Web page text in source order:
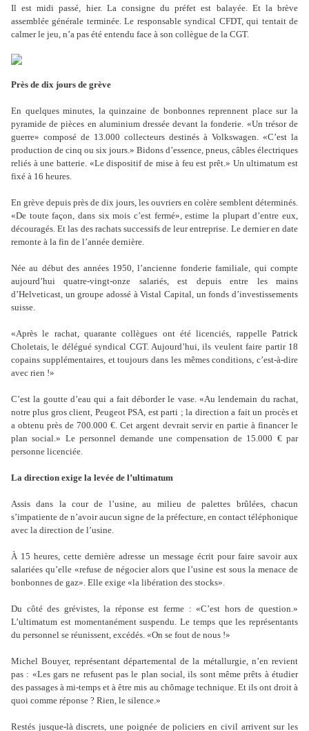
Il est midi passé, hier. La consigne du préfet est balayée. Et la brève
assemblée générale terminée. Le responsable syndical CFDT, qui tentait de
calmer le jeu, n’a pas été entendu face à son collègue de la CGT.
Près de dix jours de grève
En quelques minutes, la quinzaine de bonbonnes reprennent place sur la
pyramide de pièces en aluminium dressée devant la fonderie. «Un trésor de
guerre» composé de 13.000 collecteurs destinés à Volkswagen. «C’est la
production de cinq ou six jours.» Bidons d’essence, pneus, câbles électriques
reliés à une batterie. «Le dispositif de mise à feu est prêt.» Un ultimatum est
fixé à 16 heures.
En grève depuis près de dix jours, les ouvriers en colère semblent déterminés.
«De toute façon, dans six mois c’est fermé», estime la plupart d’entre eux,
découragés. Et las des rachats successifs de leur entreprise. Le dernier en date
remonte à la fin de l’année dernière.
Née au début des années 1950, l’ancienne fonderie familiale, qui compte
aujourd’hui quatre-vingt-onze salariés, est depuis entre les mains
d’Helveticast, un groupe adossé à Vistal Capital, un fonds d’investissements
suisse.
«Après le rachat, quarante collègues ont été licenciés, rappelle Patrick
Choletais, le délégué syndical CGT. Aujourd’hui, ils veulent faire partir 18
copains supplémentaires, et toujours dans les mêmes conditions, c’est-à-dire
avec rien !»
C’est la goutte d’eau qui a fait déborder le vase. «Au lendemain du rachat,
notre plus gros client, Peugeot PSA, est parti ; la direction a fait un procès et
a obtenu près de 700.000 €. Cet argent devrait servir en partie à financer le
plan social.» Le personnel demande une compensation de 15.000 € par
personne licenciée.
La direction exige la levée de l’ultimatum
Assis dans la cour de l’usine, au milieu de palettes brûlées, chacun
s’impatiente de n’avoir aucun signe de la préfecture, en contact téléphonique
avec la direction de l’usine.
À 15 heures, cette dernière adresse un message écrit pour faire savoir aux
salariées qu’elle «refuse de négocier alors que l’usine est sous la menace de
bonbonnes de gaz». Elle exige «la libération des stocks».
Du côté des grévistes, la réponse est ferme : «C’est hors de question.»
L’ultimatum est momentanément suspendu. Le temps que les représentants
du personnel se réunissent, excédés. «On se fout de nous !»
Michel Bouyer, représentant départemental de la métallurgie, n’en revient
pas : «Les gars ne refusent pas le plan social, ils sont même prêts à étudier
des passages à mi-temps et à être mis au chômage technique. Et ils ont droit à
quoi comme réponse ? Rien, le silence.»
Restés jusque-là discrets, une poignée de policiers en civil arrivent sur les